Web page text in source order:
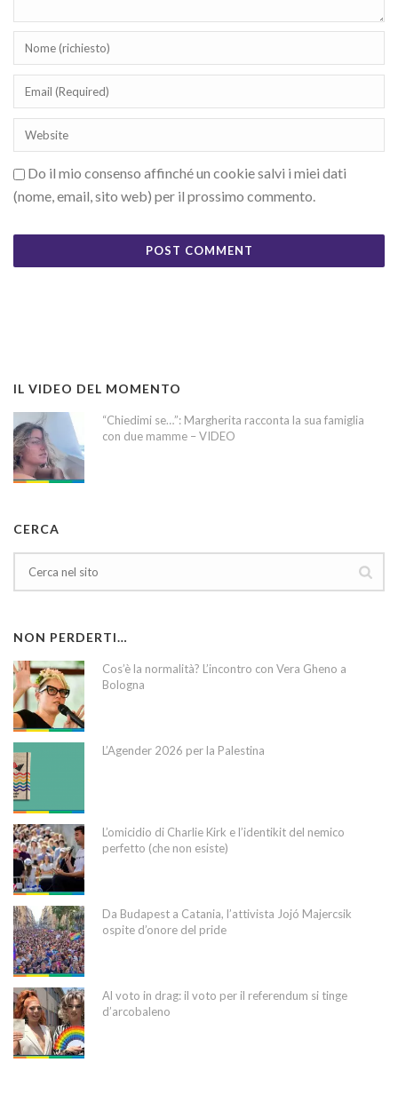
Do il mio consenso affinché un cookie salvi i miei dati
(nome, email, sito web) per il prossimo commento.
IL VIDEO DEL MOMENTO
“Chiedimi se…”: Margherita racconta la sua famiglia
con due mamme – VIDEO
CERCA
NON PERDERTI…
Cos’è la normalità? L’incontro con Vera Gheno a
Bologna
L’Agender 2026 per la Palestina
L’omicidio di Charlie Kirk e l’identikit del nemico
perfetto (che non esiste)
Da Budapest a Catania, l’attivista Jojó Majercsik
ospite d’onore del pride
Al voto in drag: il voto per il referendum si tinge
d’arcobaleno